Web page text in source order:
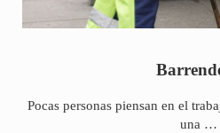
Pocas personas piensan en el
una …